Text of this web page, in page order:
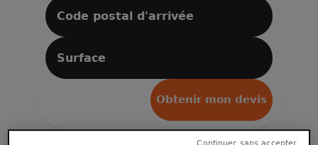
Obtenir mon devis